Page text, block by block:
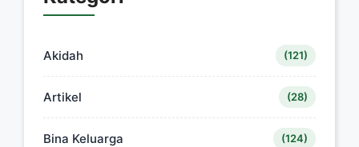
Akidah (121)
Artikel (28)
Bina Keluarga (124)